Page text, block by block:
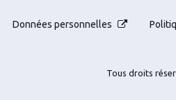
Données personnelles
Tous droits